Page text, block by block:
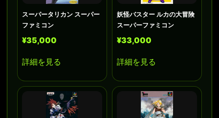
スーパータリカン スーパー
ファミコン
¥35,000
詳細を見る
妖怪バスター ルカの大冒険
スーパーファミコン
¥33,000
詳細を見る